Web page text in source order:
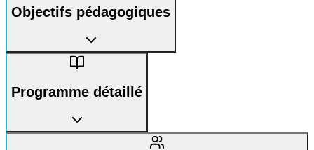
Objectifs pédagogiques
Programme détaillé